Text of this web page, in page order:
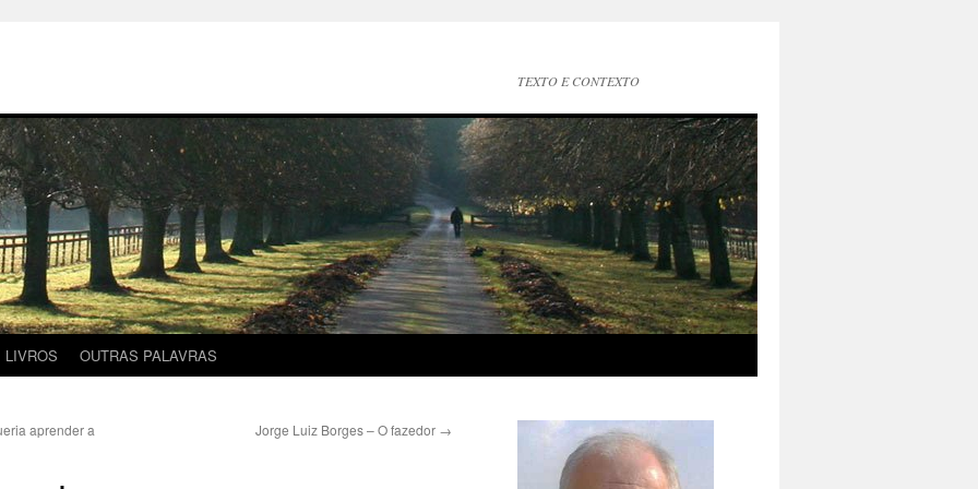
TEXTO E CONTEXTO
LIVROS OUTRAS PALAVRAS
aprender a
Jorge Luiz Borges – O fazedor →